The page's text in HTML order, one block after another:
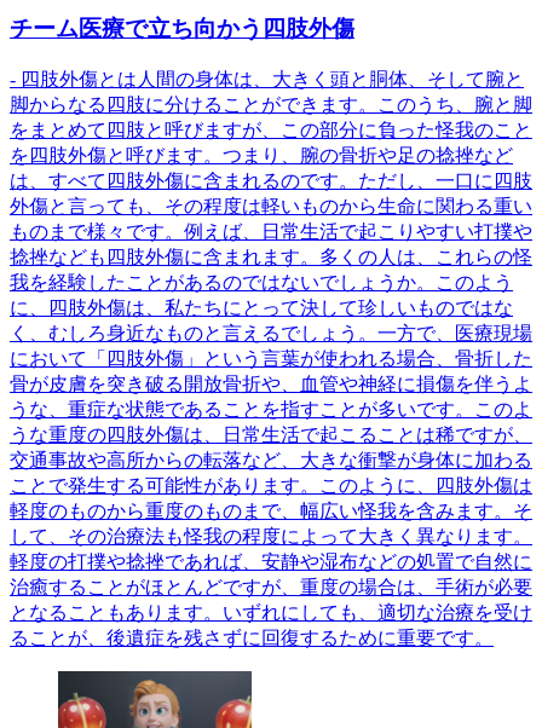
チーム医療で立ち向かう四肢外傷
- 四肢外傷とは人間の身体は、大きく頭と胴体、そして腕と
脚からなる四肢に分けることができます。このうち、腕と脚
をまとめて四肢と呼びますが、この部分に負った怪我のこと
を四肢外傷と呼びます。つまり、腕の骨折や足の捻挫など
は、すべて四肢外傷に含まれるのです。ただし、一口に四肢
外傷と言っても、その程度は軽いものから生命に関わる重い
ものまで様々です。例えば、日常生活で起こりやすい打撲や
捻挫なども四肢外傷に含まれます。多くの人は、これらの怪
我を経験したことがあるのではないでしょうか。このよう
に、四肢外傷は、私たちにとって決して珍しいものではな
く、むしろ身近なものと言えるでしょう。一方で、医療現場
において「四肢外傷」という言葉が使われる場合、骨折した
骨が皮膚を突き破る開放骨折や、血管や神経に損傷を伴うよ
うな、重症な状態であることを指すことが多いです。このよ
うな重度の四肢外傷は、日常生活で起こることは稀ですが、
交通事故や高所からの転落など、大きな衝撃が身体に加わる
ことで発生する可能性があります。このように、四肢外傷は
軽度のものから重度のものまで、幅広い怪我を含みます。そ
して、その治療法も怪我の程度によって大きく異なります。
軽度の打撲や捻挫であれば、安静や湿布などの処置で自然に
治癒することがほとんどですが、重度の場合は、手術が必要
となることもあります。いずれにしても、適切な治療を受け
ることが、後遺症を残さずに回復するために重要です。